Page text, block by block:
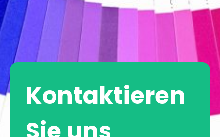
Kontaktieren